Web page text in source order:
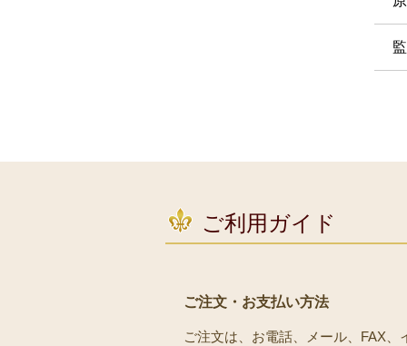
ご利用ガイド
ご注文・お支払い方法
ご注文は、お電話、メール、FAX、